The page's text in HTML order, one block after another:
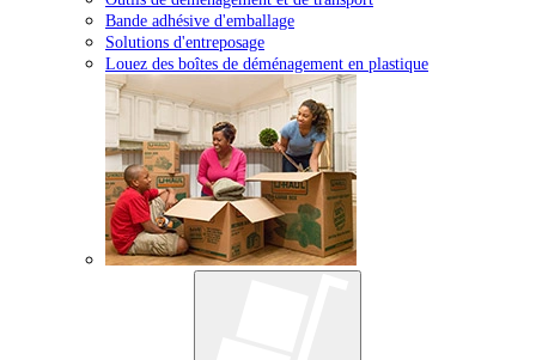
Bande adhésive d'emballage
Solutions d'entreposage
Louez des boîtes de déménagement en plastique